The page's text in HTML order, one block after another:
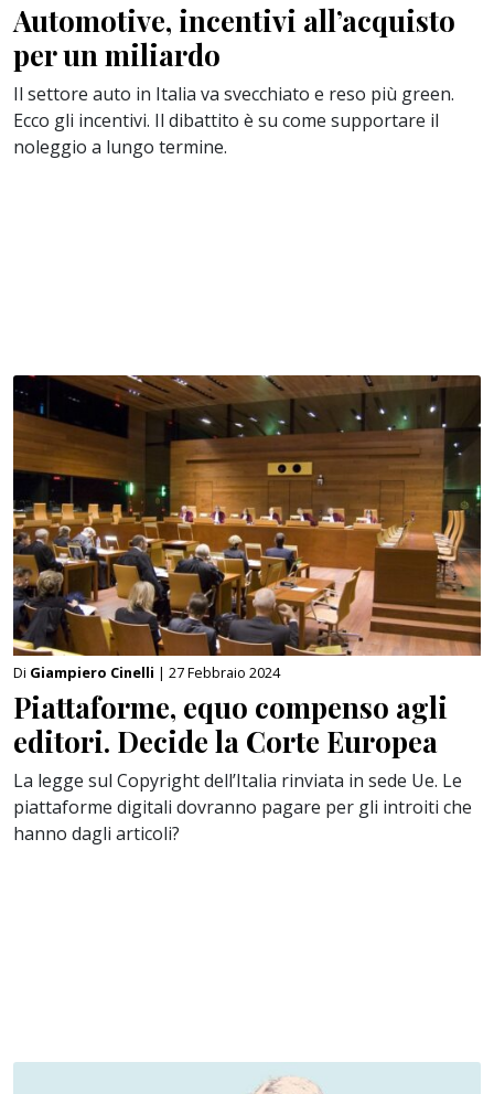
Automotive, incentivi all’acquisto
per un miliardo
Il settore auto in Italia va svecchiato e reso più green.
Ecco gli incentivi. Il dibattito è su come supportare il
noleggio a lungo termine.
Di Giampiero Cinelli | 27 Febbraio 2024
Piattaforme, equo compenso agli
editori. Decide la Corte Europea
La legge sul Copyright dell’Italia rinviata in sede Ue. Le
piattaforme digitali dovranno pagare per gli introiti che
hanno dagli articoli?